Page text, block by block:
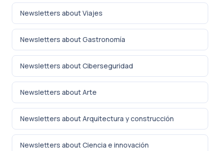
Newsletters about Viajes
Newsletters about Gastronomía
Newsletters about Ciberseguridad
Newsletters about Arte
Newsletters about Arquitectura y construcción
Newsletters about Ciencia e innovación